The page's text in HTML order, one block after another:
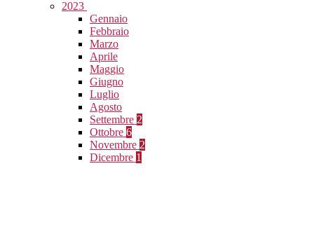
2023
Gennaio
Febbraio
Marzo
Aprile
Maggio
Giugno
Luglio
Agosto
Settembre 2
Ottobre 6
Novembre 2
Dicembre 1